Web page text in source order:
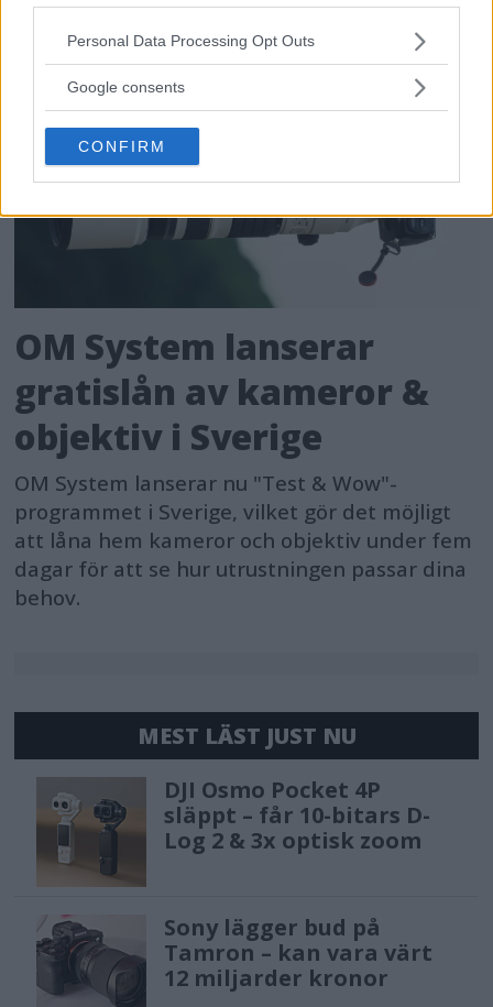
Please note that this website/app uses one or more Google
not limited to your visit or usage behaviour. You may click to
use your data for below specified purposes in below Google
consent section.
Personal Data Processing Opt Outs
Google consents
CONFIRM
OM System lanserar
gratislån av kameror &
objektiv i Sverige
OM System lanserar nu "Test & Wow"-
programmet i Sverige, vilket gör det möjligt
att låna hem kameror och objektiv under fem
dagar för att se hur utrustningen passar dina
behov.
MEST LÄST JUST NU
DJI Osmo Pocket 4P
släppt – får 10-bitars D-
Log 2 & 3x optisk zoom
Sony lägger bud på
Tamron – kan vara värt
12 miljarder kronor